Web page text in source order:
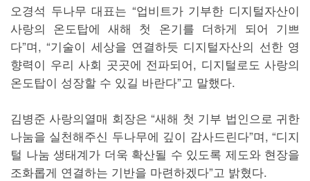
오경석 두나무 대표는 “업비트가 기부한 디지털자산이
사랑의 온도탑에 새해 첫 온기를 더하게 되어 기쁘
다”며, “기술이 세상을 연결하듯 디지털자산의 선한 영
향력이 우리 사회 곳곳에 전파되어, 디지털로도 사랑의
온도탑이 성장할 수 있길 바란다”고 말했다.
김병준 사랑의열매 회장은 “새해 첫 기부 법인으로 귀한
나눔을 실천해주신 두나무에 깊이 감사드린다”며, “디지
털 나눔 생태계가 더욱 확산될 수 있도록 제도와 현장을
조화롭게 연결하는 기반을 마련하겠다”고 밝혔다.